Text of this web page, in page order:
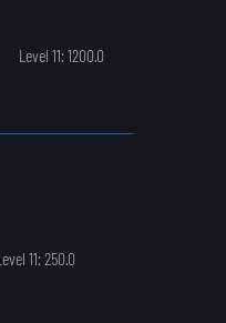
Level 11: 1200.0
11: 250.0